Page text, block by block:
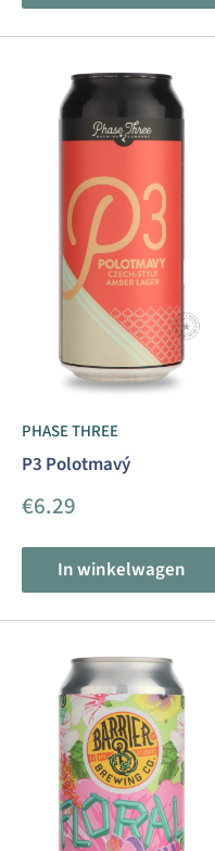
PHASE THREE
P3 Polotmavý
Aanbiedingsprijs
€6.29
In winkelwagen